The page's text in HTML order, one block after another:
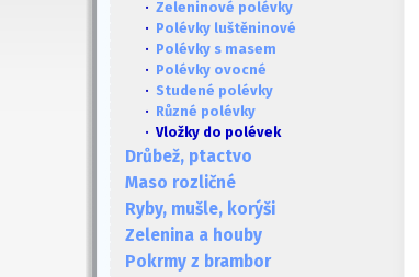
· Zeleninové polévky
· Polévky luštěninové
· Polévky s masem
· Polévky ovocné
· Studené polévky
· Různé polévky
· Vložky do polévek
Drůbež, ptactvo
Maso rozličné
Ryby, mušle, korýši
Zelenina a houby
Pokrmy z brambor